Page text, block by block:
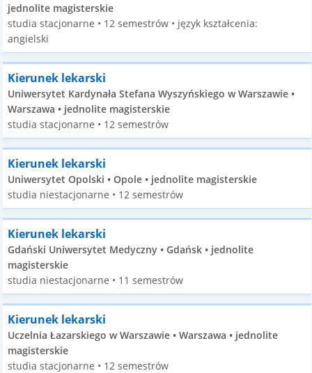
jednolite magisterskie
studia stacjonarne • 12 semestrów • język kształcenia:
angielski
Kierunek lekarski
Uniwersytet Kardynała Stefana Wyszyńskiego w Warszawie •
Warszawa • jednolite magisterskie
studia stacjonarne • 12 semestrów
Kierunek lekarski
Uniwersytet Opolski • Opole • jednolite magisterskie
studia niestacjonarne • 12 semestrów
Kierunek lekarski
Gdański Uniwersytet Medyczny • Gdańsk • jednolite
magisterskie
studia niestacjonarne • 11 semestrów
Kierunek lekarski
Uczelnia Łazarskiego w Warszawie • Warszawa • jednolite
magisterskie
studia stacjonarne • 12 semestrów